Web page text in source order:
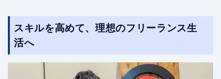
スキルを高めて、理想のフリーランス生
活へ